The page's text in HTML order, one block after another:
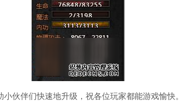
伙伴们快速地升级，祝各位玩家都能游戏愉快。